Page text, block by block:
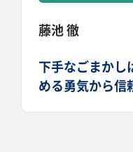
藤池 徹
下手なごまかし
める勇気から信